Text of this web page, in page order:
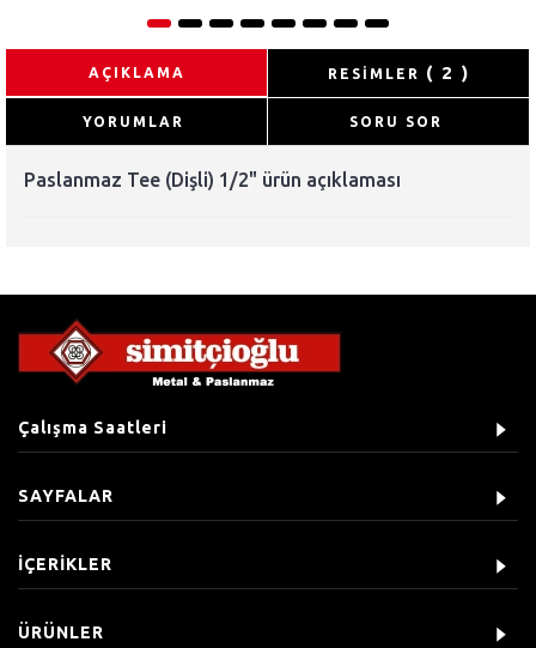
AÇIKLAMA RESİMLER ( 2 )
YORUMLAR SORU SOR
Paslanmaz Tee (Dişli) 1/2" ürün açıklaması
Çalışma Saatleri
SAYFALAR
İÇERİKLER
ÜRÜNLER